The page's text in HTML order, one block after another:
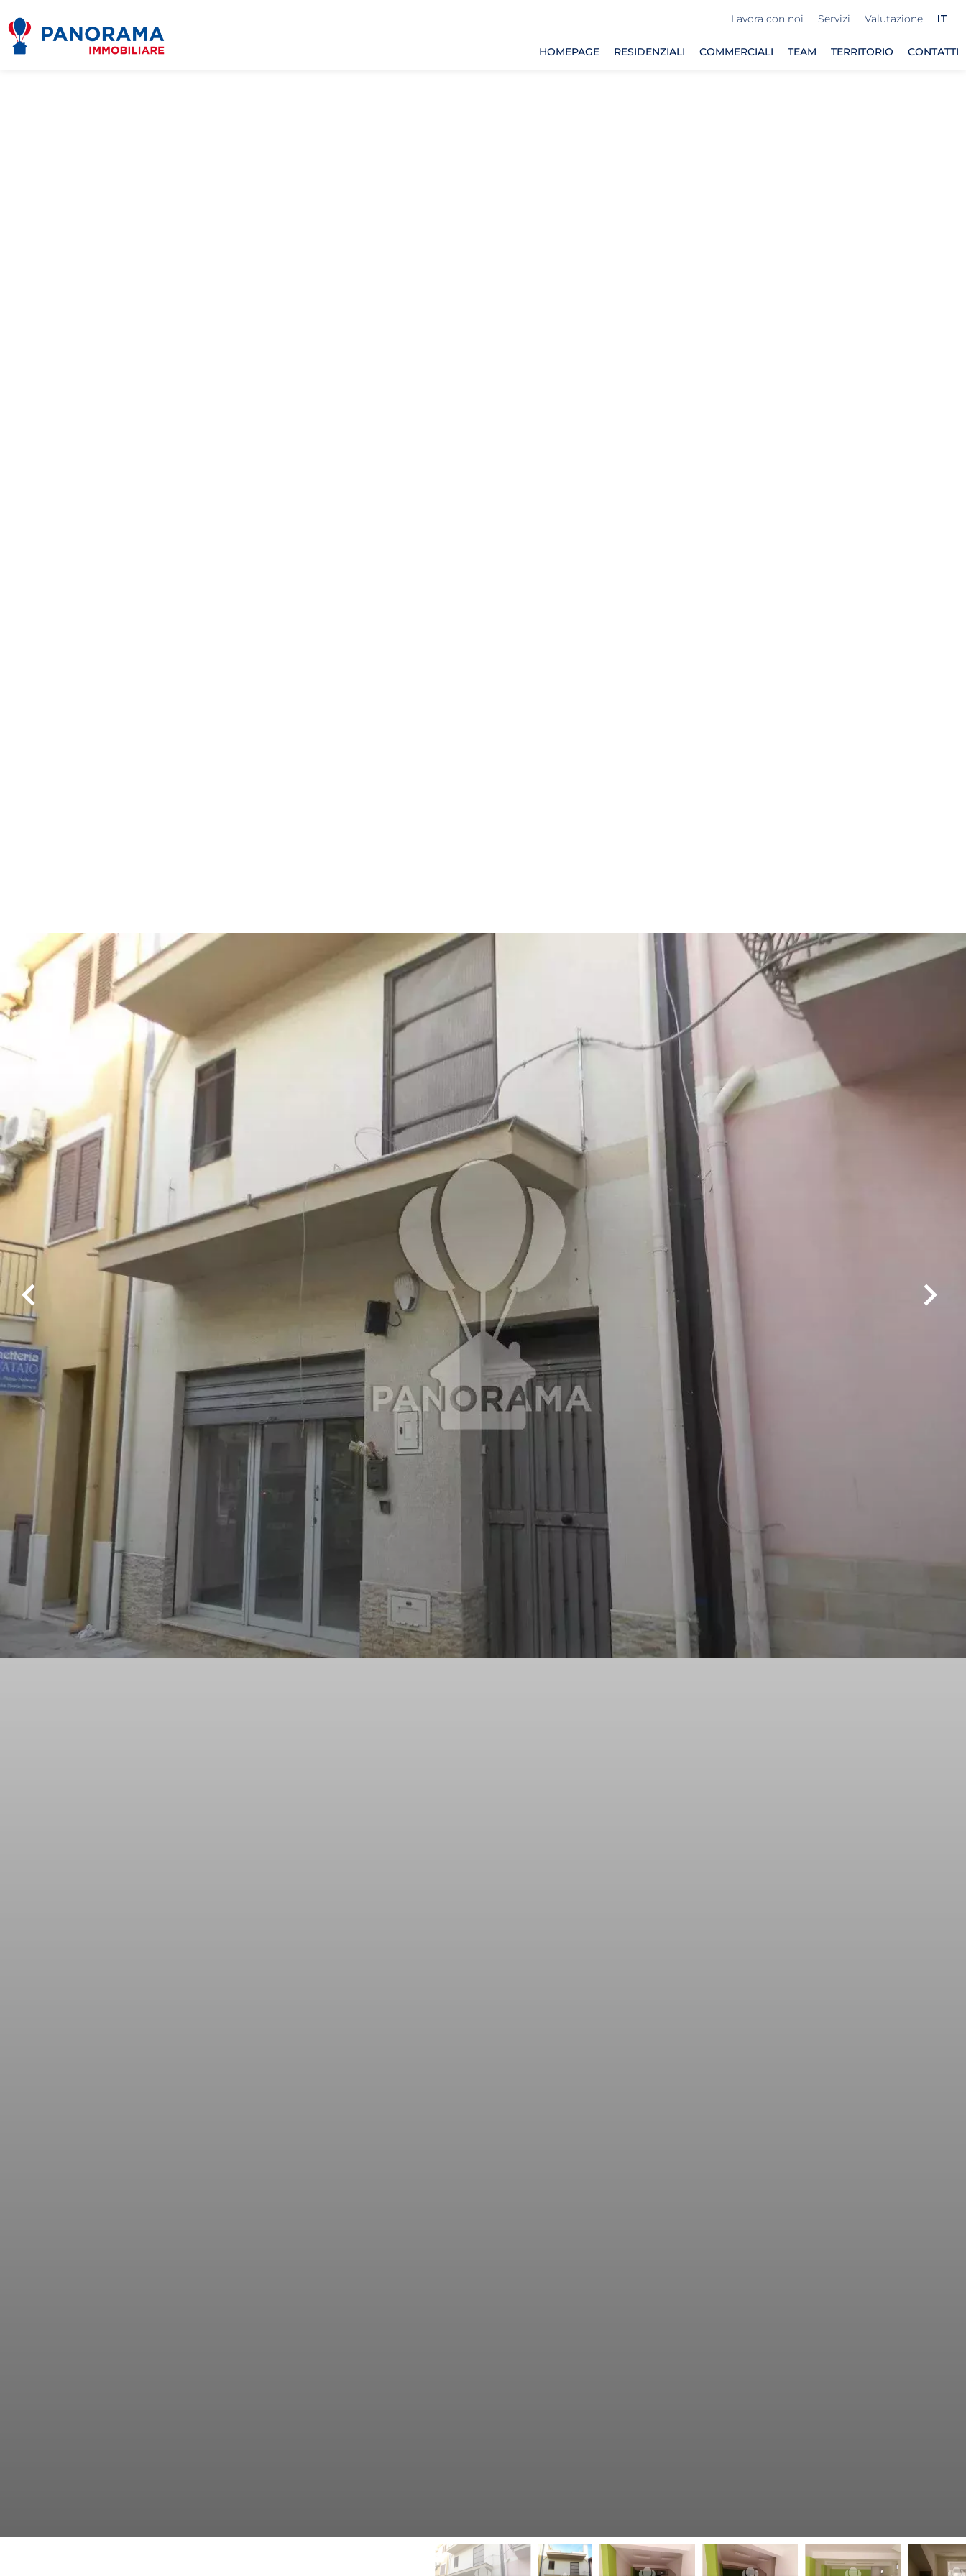
Lavora con noi Servizi Valutazione IT
HOMEPAGE RESIDENZIALI COMMERCIALI TEAM TERRITORIO CONTATTI